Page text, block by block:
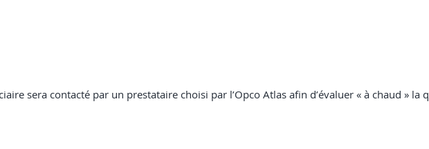
sera contacté par un prestataire choisi par l’Opco Atlas afin d’évaluer « à chaud »